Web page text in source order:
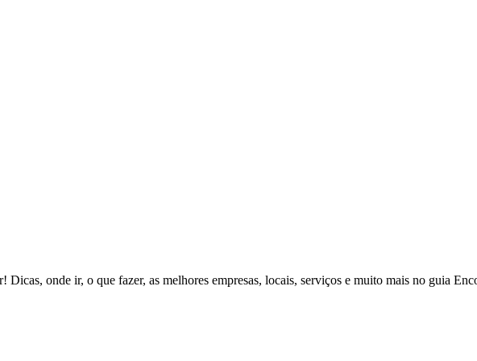
onde ir, o que fazer, as melhores empresas, locais, serviços e muito mais no guia